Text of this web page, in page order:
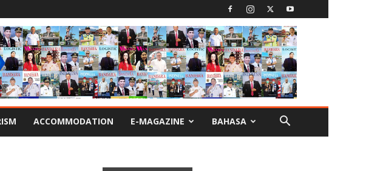
ACCOMMODATION E-MAGAZINE BAHASA